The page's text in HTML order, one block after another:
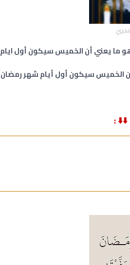
ما يعني أن الخميس سيكون أول ايام
الخميس سيكون أول أيام شهر رمضان